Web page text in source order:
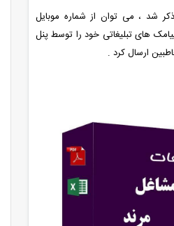
شد ، می توان از شماره موبایل
های تبلیغاتی خود را توسط پنل
ارسال کرد .